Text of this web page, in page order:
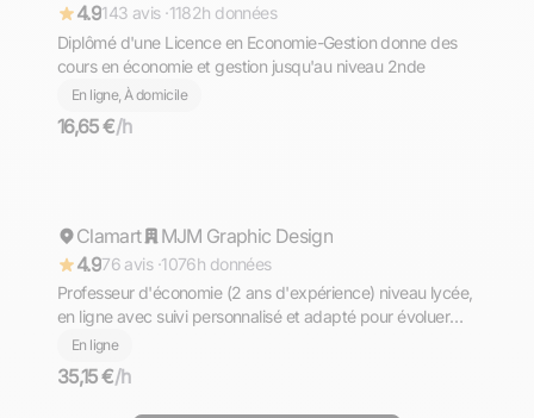
4.9143 avis ·1182h données
Diplômé d'une Licence en Economie-Gestion donne des
cours en économie et gestion jusqu'au niveau 2nde
En ligne, À domicile
16,65 €/h
Répond rapidement
Clamart
MJM Graphic Design
4.976 avis ·1076h données
Professeur d'économie (2 ans d'expérience) niveau lycée,
en ligne avec suivi personnalisé et adapté pour évoluer
rapidement
En ligne
35,15 €/h